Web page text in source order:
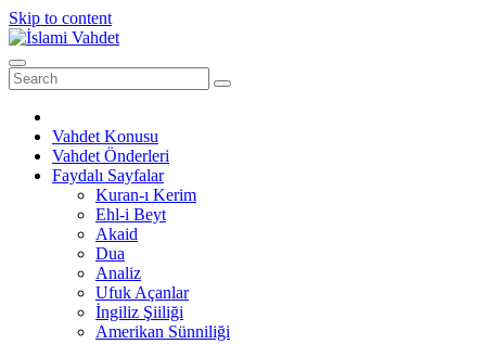
Skip to content
Vahdet Konusu
Vahdet Önderleri
Faydalı Sayfalar
Kuran-ı Kerim
Ehl-i Beyt
Akaid
Dua
Analiz
Ufuk Açanlar
İngiliz Şiiliği
Amerikan Sünniliği